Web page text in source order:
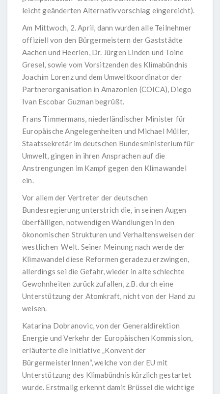
leicht geänderten Alternativvorschlag eingereicht).
Am Mittwoch, 2. April, dann wurden alle Teilnehmer
offiziell von den Bürgermeistern der Gaststädte
Aachen und Heerlen, Dr. Jürgen Linden und Toine
Gresel, sowie vom Vorsitzenden des Klimabündnis
Joachim Lorenz und dem Umweltkoordinator der
Partnerorganisation in Amazonien (COICA), Diego
Ivan Escobar Guzman begrüßt.
Frans Timmermans, niederländischer Minister für
Europäische Angelegenheiten und Michael Müller,
Staatssekretär im deutschen Bundesministerium für
Umwelt, gingen in ihren Ansprachen auf die
Anstrengungen im Kampf gegen den Klimawandel
ein.
Vor allem der Vertreter der deutschen
Bundesregierung unterstrich die, in seinen Augen
überfälligen, notwendigen Wandlungen in den
ökonomischen Strukturen und Verhaltensweisen der
westlichen Welt. Seiner Meinung nach werde der
Klimawandel diese Reformen geradezu erzwingen,
allerdings sei die Gefahr, wieder in alte schlechte
Gewohnheiten zurück zufallen, z.B. durch eine
Unterstützung der Atomkraft, nicht von der Hand zu
weisen.
Katarina Dobranovic, von der Generaldirektion
Energie und Verkehr der Europäischen Kommission,
erläuterte die Initiative „Konvent der
BürgermeisterInnen“, welche von der EU mit
Unterstützung des Klimabündnis kürzlich gestartet
wurde. Erstmalig erkennt damit Brüssel die wichtige